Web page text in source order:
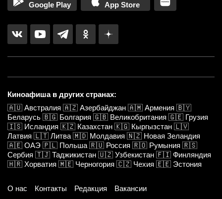
Google Play App Store
Киноафиша в других странах:
🇦🇺 Австралия 🇦🇿 Азербайджан 🇦🇲 Армения 🇧🇾
Беларусь 🇧🇬 Болгария 🇬🇧 Великобритания 🇬🇪 Грузия
🇮🇸 Исландия 🇰🇿 Казахстан 🇰🇬 Кыргызстан 🇱🇻
Латвия 🇱🇹 Литва 🇲🇩 Молдавия 🇳🇿 Новая Зеландия
🇦🇪 ОАЭ 🇵🇱 Польша 🇷🇺 Россия 🇷🇴 Румыния 🇷🇸
Сербия 🇹🇯 Таджикистан 🇺🇿 Узбекистан 🇫🇮 Финляндия
🇭🇷 Хорватия 🇲🇪 Черногория 🇨🇿 Чехия 🇪🇪 Эстония
О нас Контакты Редакция
Вакансии